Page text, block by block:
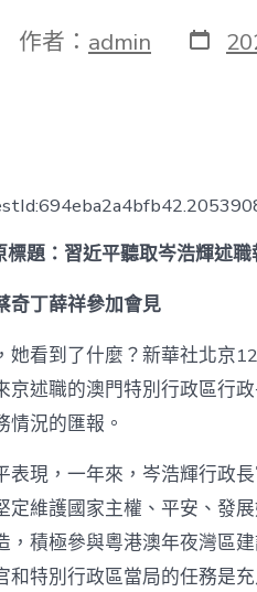
作者： admin 發
表
標題：習近平聽取岑浩輝述職
奇丁薛祥參加會見
她看到了什麼？新華社北京
京述職的澳門特別行政區行
情況的匯報。
表現，一年來，岑浩輝行政
定維護國家主權、平安、發
，積極參與粵港澳年夜灣區
和特別行政區當局的任務是充